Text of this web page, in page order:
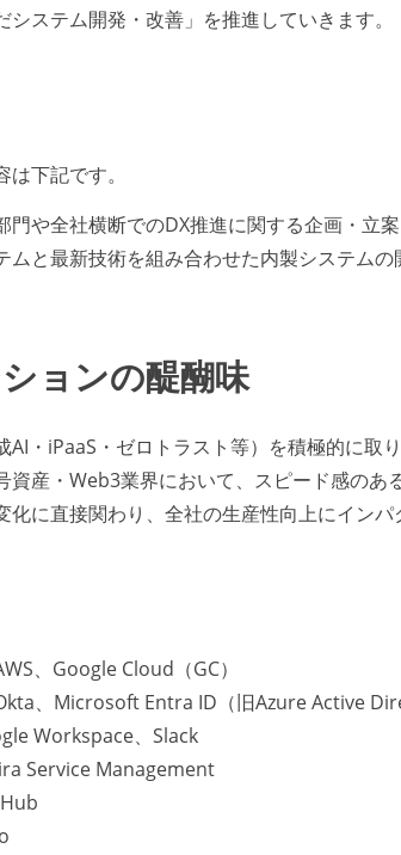
システム開発・改善」を推進していきます。
下記です。
門や全社横断でのDX推進に関する企画・立案
ムと最新技術を組み合わせた内製システ
ョンの醍醐味
AI・iPaaS・ゼロトラスト等）を積極的に取
資産・Web3業界において、スピード感の
化に直接関わり、全社の生産性向上にイン
、Google Cloud（GC）
、Microsoft Entra ID（旧Azure Active
Workspace、Slack
Service Management